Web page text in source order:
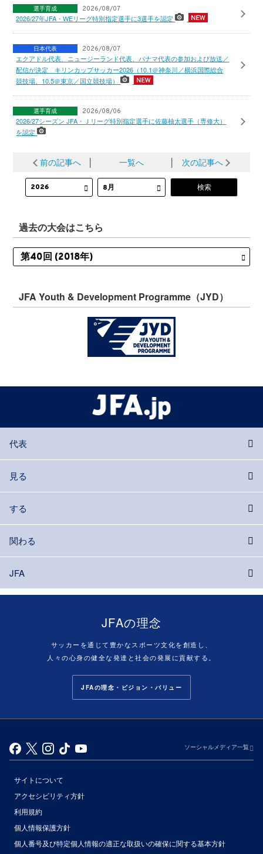
選手育成 2026/08/07
2026/27年JFA・WEリーグ特別指定選手に3選手を認定
日本代表 2026/08/07
エクアドル代表、ニュージーランド代表、パナマ代表の参加および放送／
配信が決定 キリンカップサッカー2026（10.1＠神奈川／横浜国際総合
競技場、10.5＠東京／国立競技場）
選手育成 2026/08/06
2026/27シーズン JFA・Ｊリーグ特別指定選手に佐藤柚太選手（専修大）
を認定
前の記事へ 一覧へ 次の記事へ
過去の大会はこちら
JFA Youth & Development Programme（JYD）
代表
見る
する
関わる
JFA
JFAの理念
サッカーを通じて豊かなスポーツ文化を創造し、
人々の心身の健全な発達と社会の発展に貢献する。
JFAの理念・ビジョン・バリュー
ソーシャルメディア一覧
サイトについて
アクセシビリティ方針
利用規約
個人情報保護方針
個人番号及び特定個人情報の適正な取扱いの確保に関する基本方針